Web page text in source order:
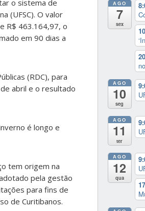
o sistema de
(UFSC). O valor
R$ 463.164,97, o
em 90 dias a
(RDC), para
abril e o resultado
é longo e
tem origem na
pela gestão
para fins de
de Curitibanos.
AGO
7
sex
AGO
10
seg
AGO
11
ter
AGO
12
qua